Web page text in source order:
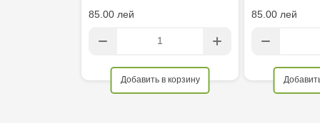
85.00 лей
Добавить в корзину
85.00 лей